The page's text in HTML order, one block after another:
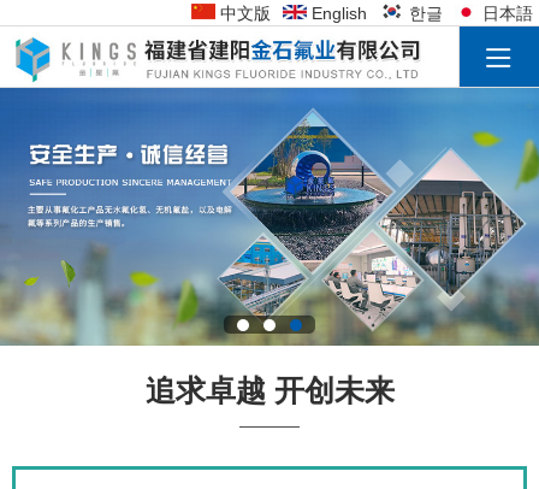
中文版 English 한글 日本語
追求卓越 开创未来